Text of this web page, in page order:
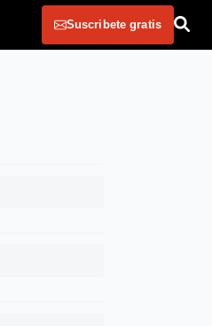
Suscribete gratis